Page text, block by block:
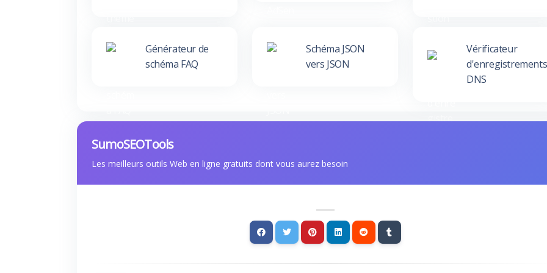
Générateur de
schéma FAQ
Schéma JSON
vers JSON
Vérificateur
d'enregistrements
DNS
SumoSEOTools
Les meilleurs outils Web en ligne gratuits dont vous aurez besoin